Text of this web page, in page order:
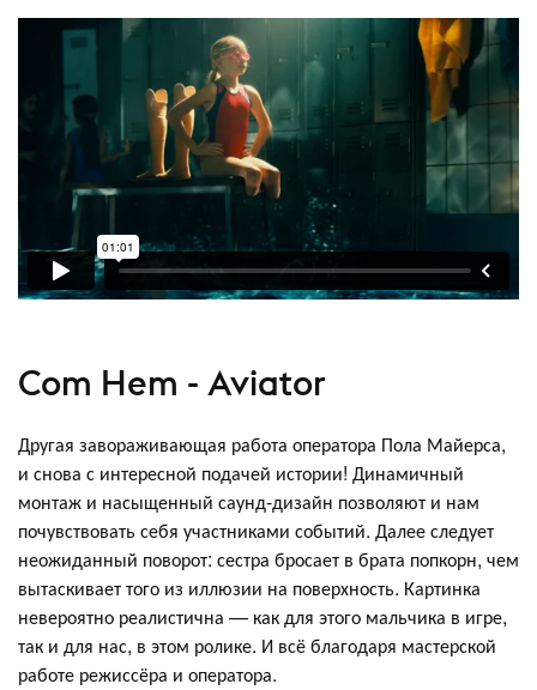
Com Hem - Aviator
Другая завораживающая работа оператора Пола Майерса,
и снова с интересной подачей истории! Динамичный
монтаж и насыщенный саунд-дизайн позволяют и нам
почувствовать себя участниками событий. Далее следует
неожиданный поворот: сестра бросает в брата попкорн, чем
вытаскивает того из иллюзии на поверхность. Картинка
невероятно реалистична — как для этого мальчика в игре,
так и для нас, в этом ролике. И всё благодаря мастерской
работе режиссёра и оператора.